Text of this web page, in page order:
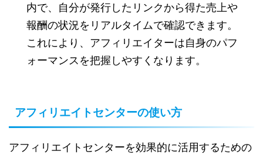
内で、自分が発行したリンクから得た売上や
報酬の状況をリアルタイムで確認できます。
これにより、アフィリエイターは自身のパフ
ォーマンスを把握しやすくなります。
アフィリエイトセンターの使い方
アフィリエイトセンターを効果的に活用するための